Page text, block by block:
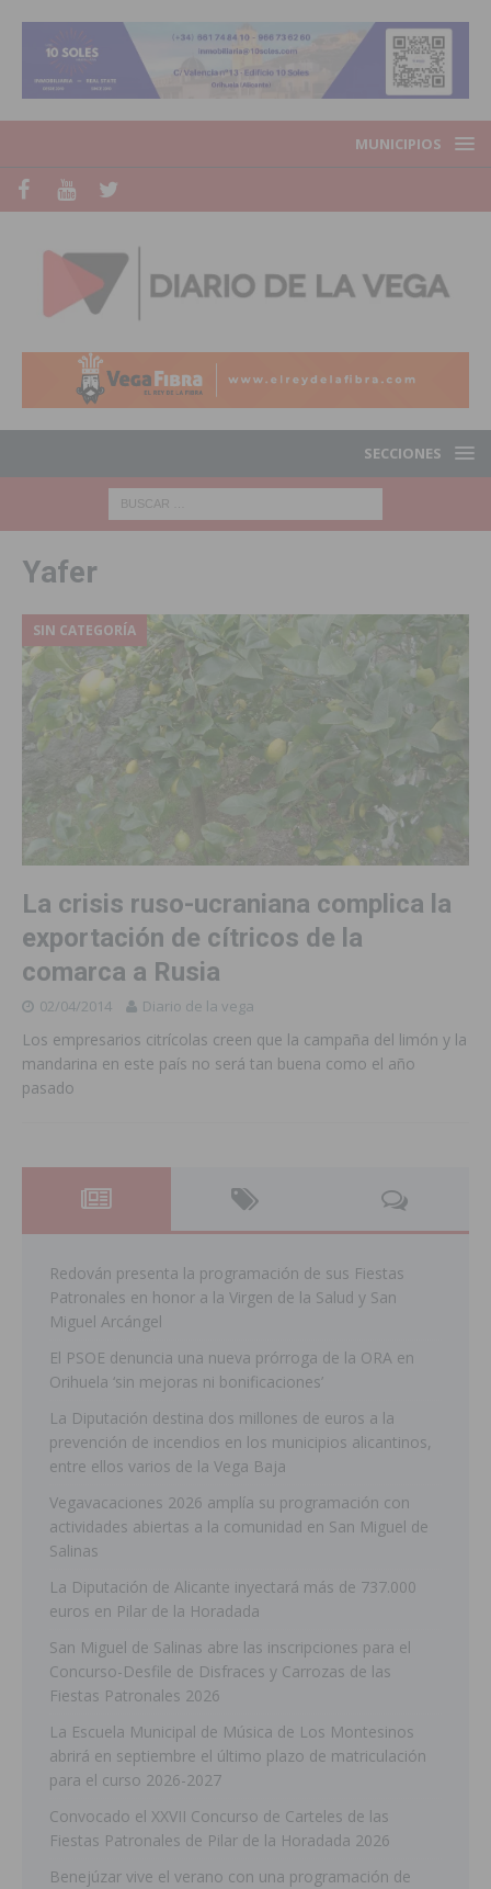
MUNICIPIOS
SECCIONES
Yafer
SIN CATEGORÍA
La crisis ruso-ucraniana complica la
exportación de cítricos de la
comarca a Rusia
02/04/2014 Diario de la vega
Los empresarios citrícolas creen que la campaña del limón y la
mandarina en este país no será tan buena como el año
pasado
Redován presenta la programación de sus Fiestas
Patronales en honor a la Virgen de la Salud y San
Miguel Arcángel
El PSOE denuncia una nueva prórroga de la ORA en
Orihuela ‘sin mejoras ni bonificaciones’
La Diputación destina dos millones de euros a la
prevención de incendios en los municipios alicantinos,
entre ellos varios de la Vega Baja
Vegavacaciones 2026 amplía su programación con
actividades abiertas a la comunidad en San Miguel de
Salinas
La Diputación de Alicante inyectará más de 737.000
euros en Pilar de la Horadada
San Miguel de Salinas abre las inscripciones para el
Concurso-Desfile de Disfraces y Carrozas de las
Fiestas Patronales 2026
La Escuela Municipal de Música de Los Montesinos
abrirá en septiembre el último plazo de matriculación
para el curso 2026-2027
Convocado el XXVII Concurso de Carteles de las
Fiestas Patronales de Pilar de la Horadada 2026
Benejúzar vive el verano con una programación de